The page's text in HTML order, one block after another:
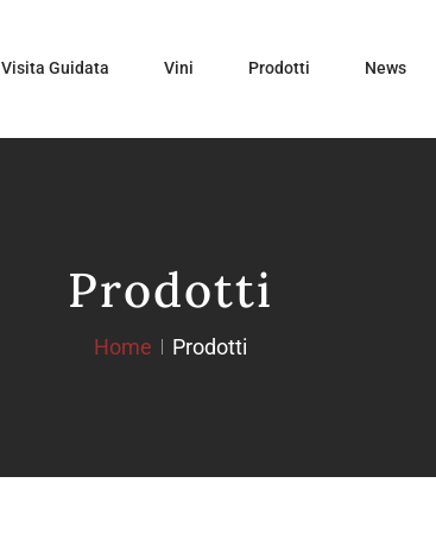
Visita Guidata Vini Prodotti News
Prodotti
Home Prodotti